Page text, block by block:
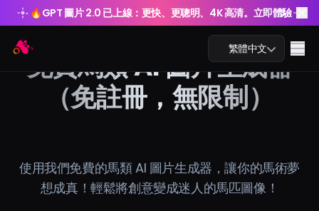
🔥GPT 圖片 2.0 已上線：更快、更聰明、4K 高清。立即體驗
繁體中文
AI 學習
GPT 圖片 2.0 已上線：更快、更聰明、4K 高清。立即體驗
免費馬類 AI 圖片生成器
（免註冊，無限制）
使用我們免費的馬類 AI 圖片生成器，讓你的馬術夢
想成真！輕鬆將創意變成迷人的馬匹圖像！